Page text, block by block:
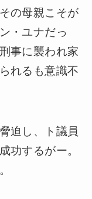
の母親こそが
・ユナだっ
事に襲われ家
れるも意識不
迫し、ト議員
功するがー。